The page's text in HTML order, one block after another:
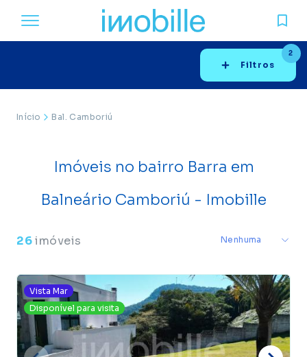
2
Filtros
Início Bal. Camboriú
Imóveis no bairro Barra em
Balneário Camboriú - Imobille
26imóveis
Vista Mar
Disponível para visita